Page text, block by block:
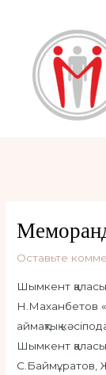
содержимому
Оставьте
Шымкент
Н.Маханбетов
аймақтық
Шымкент
С.Баймұратов,
записям